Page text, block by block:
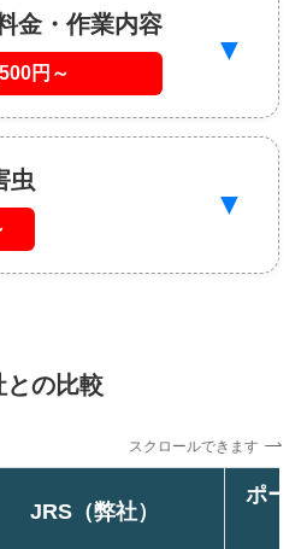
金・作業内容
円～
▼
虫
▼
との比較
スクロールできます
JRS（弊社）
ポー